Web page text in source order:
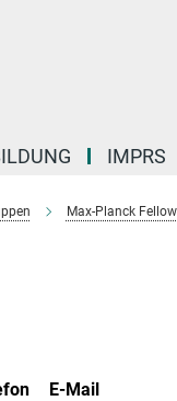
IMPRS
Max-Planck
E-Mail